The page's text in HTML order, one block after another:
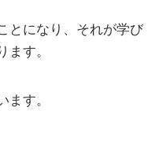
とになり、それが学び
ます。
ます。